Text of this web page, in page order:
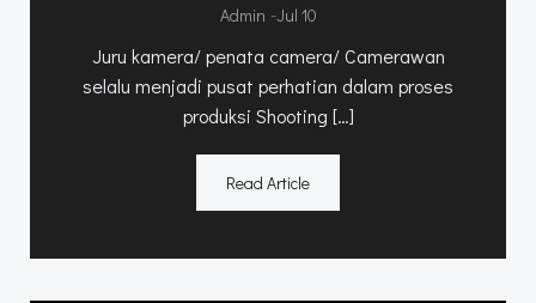
Admin -Jul 10
Juru kamera/ penata camera/ Camerawan
selalu menjadi pusat perhatian dalam proses
produksi Shooting […]
Read Article